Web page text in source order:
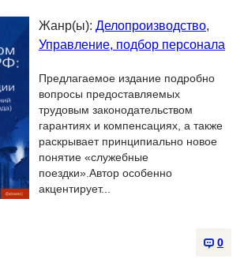
Жанр(ы): Делопроизводство,
Управление, подбор персонала
Предлагаемое издание подробно
вопросы предоставляемых
трудовым законодательством
гарантиях и компенсациях, а также
раскрывает принципиально новое
понятие «служебные
поездки».Автор особенно
акцентирует...
0